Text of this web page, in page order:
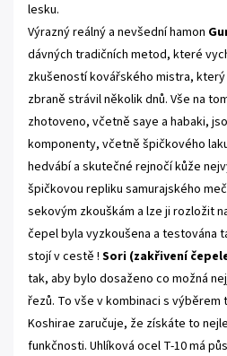
lesku.
Výrazný reálný a nevšední hamon
dávných tradičních metod, které
zkušeností kovářského mistra,
zbraně strávil několik dnů. Vše na
zhotoveno, včetně saye a habaki,
komponenty, včetně špičkového
hedvábí a skutečné rejnočí kůže
špičkovou repliku samurajského
sekovým zkouškám a lze ji rozložit
čepel byla vyzkoušena a testována
stojí v cestě ! Sori (zakřivení
tak, aby bylo dosaženo co možná
řezů. To vše v kombinaci s výběrem
Koshirae zaručuje, že získáte to
funkčnosti. Uhlíková ocel T-10 má